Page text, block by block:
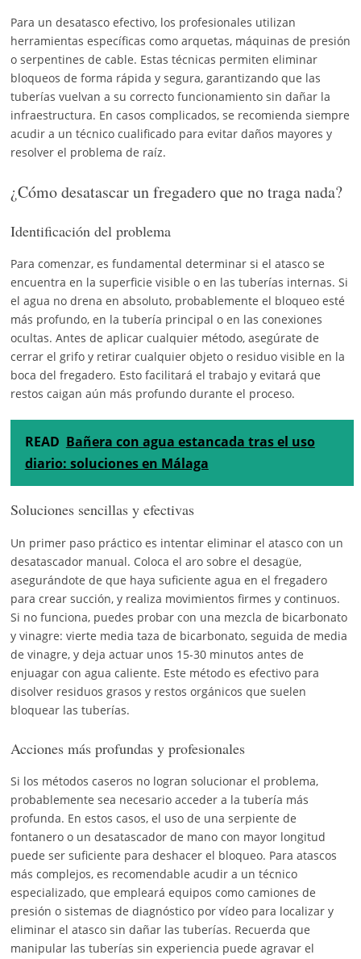
Para un desatasco efectivo, los profesionales utilizan
herramientas específicas como arquetas, máquinas de presión
o serpentines de cable. Estas técnicas permiten eliminar
bloqueos de forma rápida y segura, garantizando que las
tuberías vuelvan a su correcto funcionamiento sin dañar la
infraestructura. En casos complicados, se recomienda siempre
acudir a un técnico cualificado para evitar daños mayores y
resolver el problema de raíz.
¿Cómo desatascar un fregadero que no traga nada?
Identificación del problema
Para comenzar, es fundamental determinar si el atasco se
encuentra en la superficie visible o en las tuberías internas. Si
el agua no drena en absoluto, probablemente el bloqueo esté
más profundo, en la tubería principal o en las conexiones
ocultas. Antes de aplicar cualquier método, asegúrate de
cerrar el grifo y retirar cualquier objeto o residuo visible en la
boca del fregadero. Esto facilitará el trabajo y evitará que
restos caigan aún más profundo durante el proceso.
READ Bañera con agua estancada tras el uso
diario: soluciones en Málaga
Soluciones sencillas y efectivas
Un primer paso práctico es intentar eliminar el atasco con un
desatascador manual. Coloca el aro sobre el desagüe,
asegurándote de que haya suficiente agua en el fregadero
para crear succión, y realiza movimientos firmes y continuos.
Si no funciona, puedes probar con una mezcla de bicarbonato
y vinagre: vierte media taza de bicarbonato, seguida de media
de vinagre, y deja actuar unos 15-30 minutos antes de
enjuagar con agua caliente. Este método es efectivo para
disolver residuos grasos y restos orgánicos que suelen
bloquear las tuberías.
Acciones más profundas y profesionales
Si los métodos caseros no logran solucionar el problema,
probablemente sea necesario acceder a la tubería más
profunda. En estos casos, el uso de una serpiente de
fontanero o un desatascador de mano con mayor longitud
puede ser suficiente para deshacer el bloqueo. Para atascos
más complejos, es recomendable acudir a un técnico
especializado, que empleará equipos como camiones de
presión o sistemas de diagnóstico por vídeo para localizar y
eliminar el atasco sin dañar las tuberías. Recuerda que
manipular las tuberías sin experiencia puede agravar el